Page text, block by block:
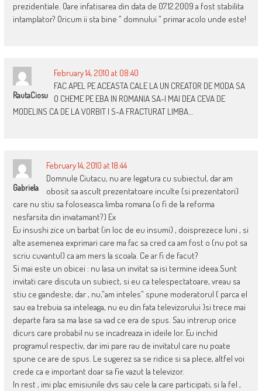
prezidentiale. Oare infatisarea din data de 07.12.2009 a fost stabilita
intamplator? Oricum ii sta bine ” domnului ” primar acolo unde este!
RautaCiosu
February 14, 2010 at 08:40
FAC APEL PE ACEASTA CALE LA UN CREATOR DE MODA SA
O CHEME PE EBA IN ROMANIA SA-I MAI DEA CEVA DE
MODELINS CA DE LA VORBIT I S-A FRACTURAT LIMBA…
Gabriela
February 14, 2010 at 18:44
Domnule Ciutacu, nu are legatura cu subiectul, dar am
obosit sa ascult prezentatoare inculte (si prezentatori)
care nu stiu sa foloseasca limba romana (o fi de la reforma
nesfarsita din invatamant?) Ex
Eu insushi zice un barbat (in loc de eu insumi) , doisprezece luni , si
alte asemenea exprimari care ma fac sa cred ca am fost o (nu pot sa
scriu cuvantul) ca am mers la scoala. Ce ar fi de facut?
Si mai este un obicei : nu lasa un invitat sa isi termine ideea.Sunt
invitati care discuta un subiect, si eu ca telespectatoare, vreau sa
stiu ce gandeste; dar , nu,”am inteles” spune moderatorul ( parca el
sau ea trebuia sa inteleaga, nu eu din fata televizorului )si trece mai
departe fara sa ma lase sa vad ce era de spus. Sau intrerup orice
dicurs care probabil nu se incadreaza in ideile lor. Eu inchid
programul respectiv, dar imi pare rau de invitatul care nu poate
spune ce are de spus. Le sugerez sa se ridice si sa plece, altfel voi
crede ca e important doar sa fie vazut la televizor.
In rest , imi plac emisiunile dvs sau cele la care participati, si la fel ,